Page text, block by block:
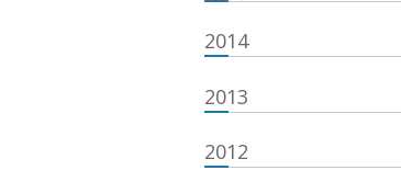
2014
2013
2012